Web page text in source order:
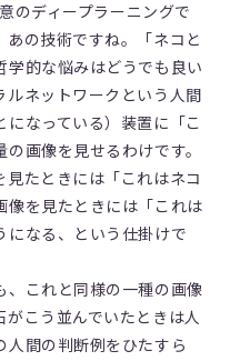
のディープラーニングで
の技術ですね。「ネコと
学的な悩みはどうでも良い
ルネットワークという人間
なっている）装置に「こ
画像を見せるわけです。
たときには「これはネコ
像を見たときには「これは
になる、という仕掛けで
、これと同様の一種の画像
こう並んでいたときは人
人間の判断例をひたすら